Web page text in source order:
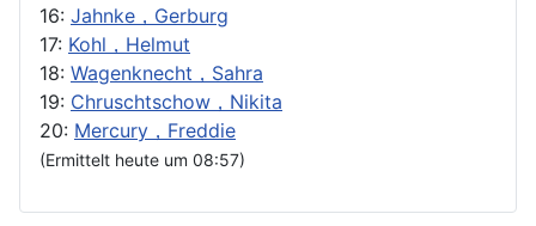
16: Jahnke，Gerburg
17: Kohl，Helmut
18: Wagenknecht，Sahra
19: Chruschtschow，Nikita
20: Mercury，Freddie
(Ermittelt heute um 08:57)